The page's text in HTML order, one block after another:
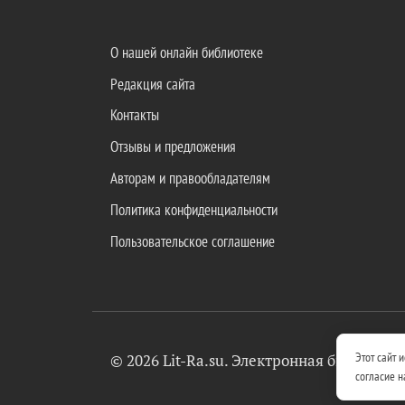
О нашей онлайн библиотеке
Редакция сайта
Контакты
Отзывы и предложения
Авторам и правообладателям
Политика конфиденциальности
Пользовательское соглашение
© 2026 Lit-Ra.su. Электронная
Этот сайт
согласие